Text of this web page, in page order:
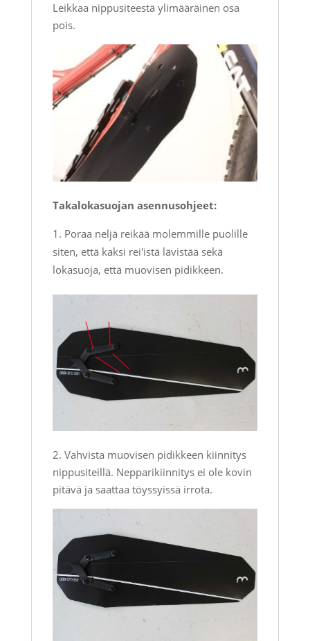
Leikkaa nippusiteestä ylimääräinen osa
pois.
Takalokasuojan asennusohjeet:
Poraa neljä reikää molemmille puolille
siten, että kaksi rei'istä lävistää sekä
lokasuoja, että muovisen pidikkeen.
2. Vahvista muovisen pidikkeen kiinnitys
nippusiteillä. Nepparikiinnitys ei ole kovin
pitävä ja saattaa töyssyissä irrota.